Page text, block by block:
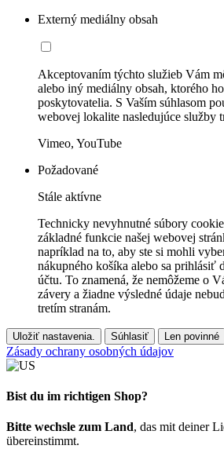
Externý mediálny obsah
Akceptovaním týchto služieb Vám
alebo iný mediálny obsah, ktorého
poskytovatelia. S Vaším súhlasom
webovej lokalite nasledujúce služby
Vimeo, YouTube
Požadované
Stále aktívne
Technicky nevyhnutné súbory
základné funkcie našej webovej
napríklad na to, aby ste si mohli
nákupného košíka alebo sa prihlásiť
účtu. To znamená, že nemôžeme o
závery a žiadne výsledné údaje
tretím stranám.
Uložiť nastavenia. Súhlasiť Len povinné
Zásady ochrany osobných údajov
Bist du im richtigen Shop?
Bitte wechsle zum Land, das mit deiner
übereinstimmt.